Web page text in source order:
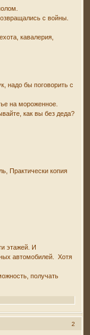
с войны.
кавалерия,
надо бы поговорить с
на мороженное.
как вы без деда?
Практически копия
этажей. И
автомобилей. Хотя
получать
2